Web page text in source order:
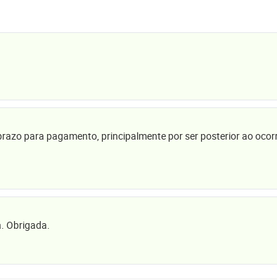
para pagamento, principalmente por ser posterior ao
Obrigada.